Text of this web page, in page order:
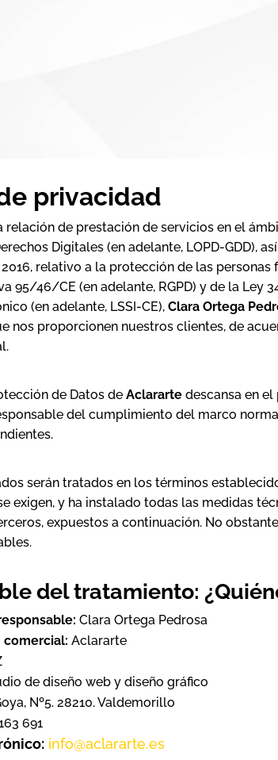
privacidad
relación de prestación de servicios en el
Digitales (en adelante, LOPD-GDD),
relativo a la protección de las
95/46/CE (en adelante, RGPD) y de la Ley
(en adelante, LSSI-CE),Clara Ortega
nos proporcionen nuestros clientes, de
de Datos deAclarartedescansa en
del cumplimiento del marco
serán tratados en los términos
exigen, y ha instalado todas las medidas
expuestos a continuación. No
del tratamiento:
Clara Ortega Pedrosa
comercial: Aclararte
de diseño web y diseño gráfico
Nº5. 28210. Valdemorillo
691
info@aclararte.es